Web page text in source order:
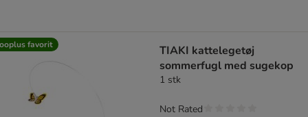
favorit
TIAKI kattelegetøj
sommerfugl med sugekop
1 stk
Not Rated